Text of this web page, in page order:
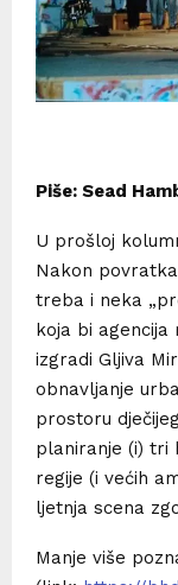
Piše: Sead
U prošloj
Nakon
treba i neka
koja bi
izgradi Gljiva
obnavljanje
prostoru
planiranje (i) tri
regije (i većih
ljetnja scena
Manje više